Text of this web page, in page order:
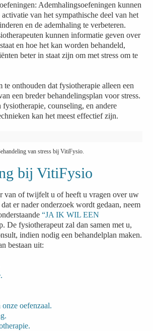
Ademhalingsoefeningen kunnen
van het sympathische deel van het
en de ademhaling te verbeteren.
kunnen informatie geven over
en hoe het kan worden behandeld,
beter in staat zijn om met stress om te
onthouden dat fysiotherapie alleen een
een breder behandelingsplan voor stress.
counseling, en andere
kan het meest effectief zijn.
van stress bij VitiFysio.
bij VitiFysio
van of twijfelt u of heeft u vragen over uw
er nader onderzoek wordt gedaan, neem
“JA IK WIL EEN
De fysiotherapeut zal dan samen met u,
indien nodig een behandelplan maken.
bestaan uit:
oefenzaal.